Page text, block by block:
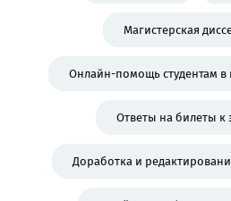
Магистерская
Онлайн-помощь студентам в
Ответы на билеты к
Доработка и